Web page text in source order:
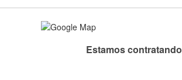
Estamos contratando